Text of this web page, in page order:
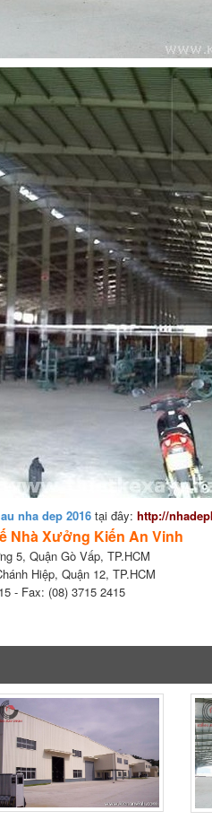
nha dep 2016tại đây: http://
Nhà Xưởng Kiến An Vinh
5, Quận Gò Vấp, TP.HCM
Hiệp, Quận 12, TP.HCM
- Fax: (08) 3715 2415